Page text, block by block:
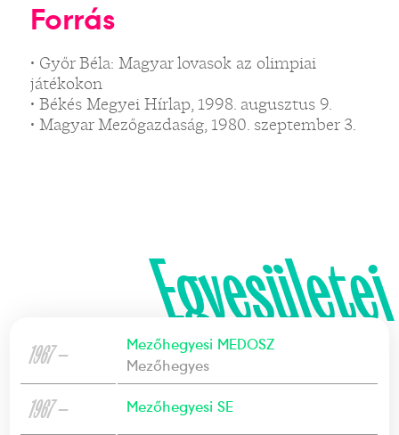
Forrás
• Győr Béla: Magyar lovasok az olimpiai
játékokon
• Békés Megyei Hírlap, 1998. augusztus 9.
• Magyar Mezőgazdaság, 1980. szeptember 3.
Egyesületei
1967 —
Mezőhegyesi MEDOSZ
Mezőhegyes
1967 — Mezőhegyesi SE